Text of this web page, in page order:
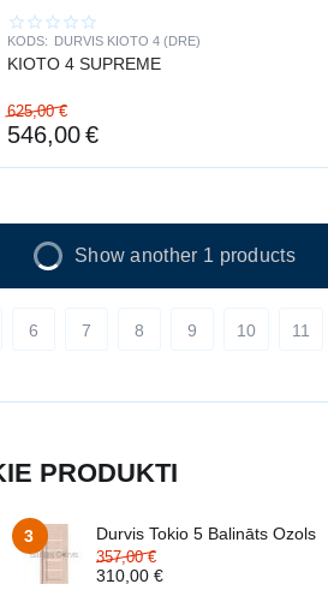
KODS: DURVIS KIOTO 4 (DRE)
KIOTO 4 SUPREME
625,00 €
546,00€
Show another 1 products
6 7 8 9 10 11
PRODUKTI
3 Durvis Tokio 5 Balināts Ozols
357,00 €
310,00 €